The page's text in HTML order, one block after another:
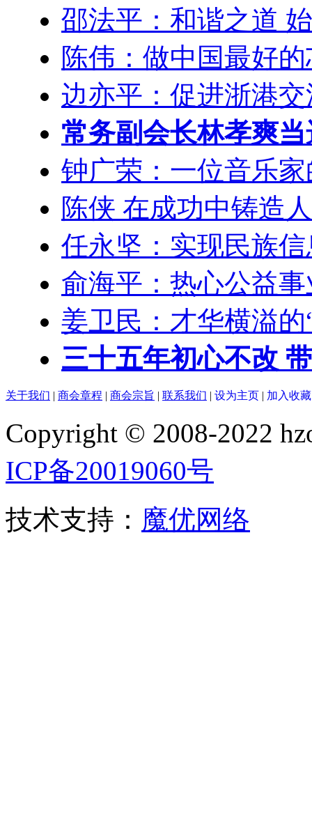
邵法平：和谐之道
陈伟：做中国最好
边亦平：促进浙港
常务副会长林孝爽
钟广荣：一位音乐
陈侠 在成功中铸造
任永坚：实现民族
俞海平：热心公益
姜卫民：才华横溢
三十五年初心不改
关于我们 | 商会章程 | 商会宗旨 | 联系我们 | 设为主页 | 加入收藏
Copyright © 2008-2022
ICP备20019060号
技术支持： 魔优网络